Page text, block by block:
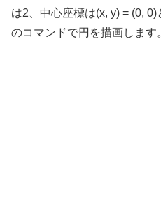
は2、中心座標は(x, y) = (0,
のコマンドで円を描画します